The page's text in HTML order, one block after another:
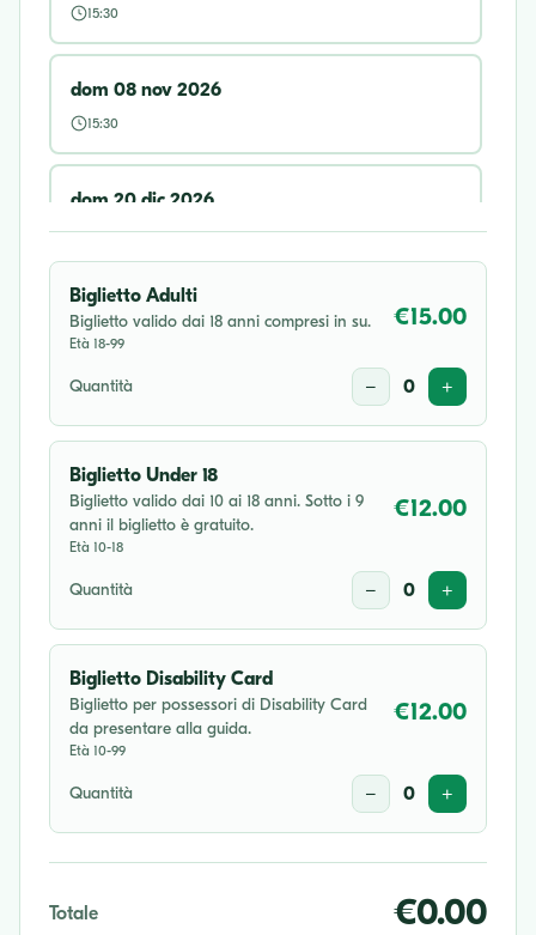
15:30
dom 08 nov 2026
15:30
dom 20 dic 2026
15:30
Biglietto Adulti
Biglietto valido dai 18 anni compresi in su.
Età 18-99
€15.00
Quantità − 0 +
Biglietto Under 18
Biglietto valido dai 10 ai 18 anni. Sotto i 9
anni il biglietto è gratuito.
Età 10-18
€12.00
Quantità − 0 +
Biglietto Disability Card
Biglietto per possessori di Disability Card
da presentare alla guida.
Età 10-99
€12.00
Quantità − 0 +
Totale €0.00